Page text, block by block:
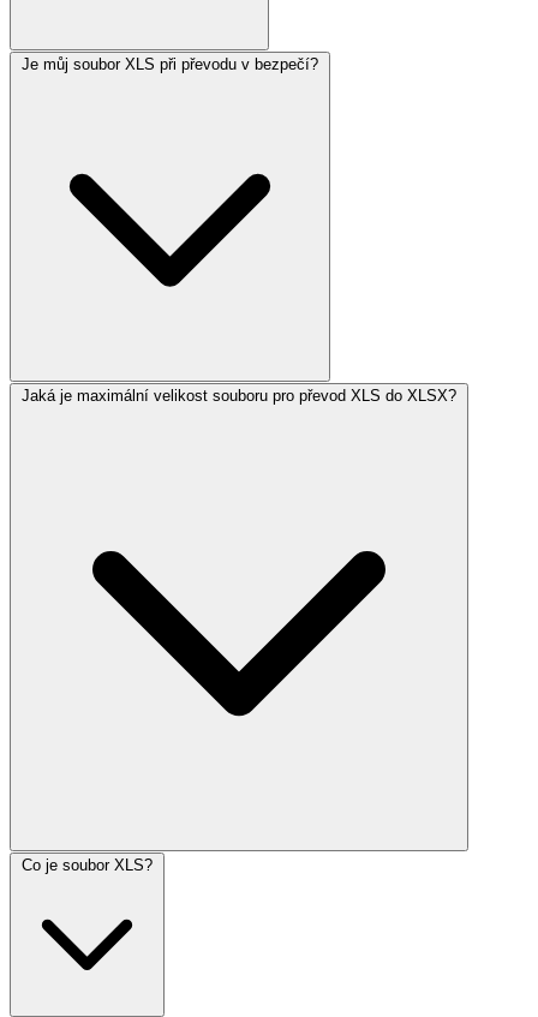
Je můj soubor XLS při převodu v bezpečí?
Jaká je maximální velikost souboru pro převod XLS do XLSX?
Co je soubor XLS?